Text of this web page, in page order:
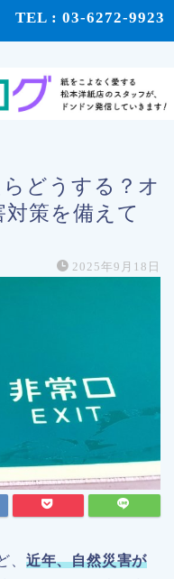
TEL : 03-6272-9923
どうする？オ
策を備えて
2025年9月18日
、 近年、自然災害が